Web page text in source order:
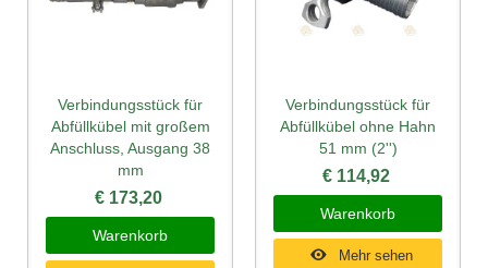
Verbindungsstück für
Abfüllkübel mit großem
Anschluss, Ausgang 38
mm
€ 173,20
Warenkorb
Verbindungsstück für
Abfüllkübel ohne Hahn
51 mm (2'')
€ 114,92
Warenkorb
Mehr sehen